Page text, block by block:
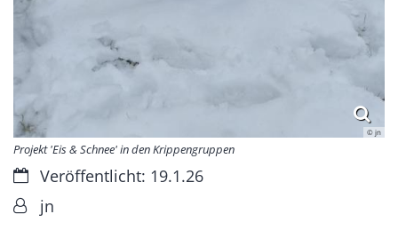
© jn
Projekt 'Eis & Schnee' in den Krippengruppen
Datum:Veröffentlicht: 19.1.26
Von:jn